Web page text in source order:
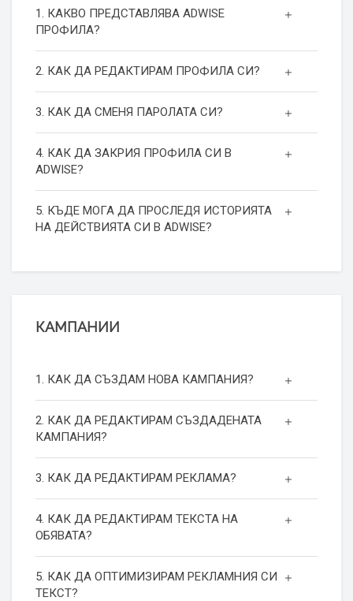
1. КАКВО ПРЕДСТАВЛЯВА ADWISE
ПРОФИЛА?
2. КАК ДА РЕДАКТИРАМ ПРОФИЛА СИ?
3. КАК ДА СМЕНЯ ПАРОЛАТА СИ?
4. КАК ДА ЗАКРИЯ ПРОФИЛА СИ В
ADWISE?
5. КЪДЕ МОГА ДА ПРОСЛЕДЯ ИСТОРИЯТА
НА ДЕЙСТВИЯТА СИ В ADWISE?
КАМПАНИИ
1. КАК ДА СЪЗДАМ НОВА КАМПАНИЯ?
2. КАК ДА РЕДАКТИРАМ СЪЗДАДЕНАТА
КАМПАНИЯ?
3. КАК ДА РЕДАКТИРАМ РЕКЛАМА?
4. КАК ДА РЕДАКТИРАМ ТЕКСТА НА
ОБЯВАТА?
5. КАК ДА ОПТИМИЗИРАМ РЕКЛАМНИЯ СИ
ТЕКСТ?